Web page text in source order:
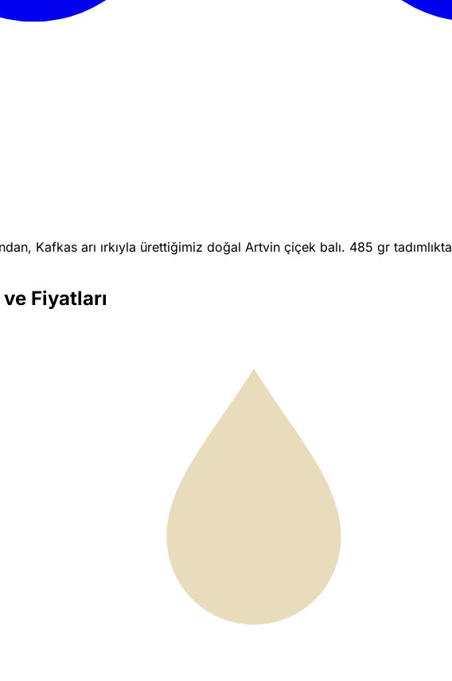
Kafkas arı ırkıyla ürettiğimiz doğal Artvin çiçek balı. 485 gr
Fiyatları